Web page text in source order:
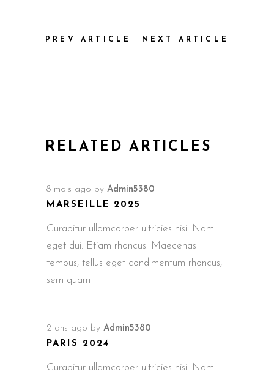
PREV ARTICLE NEXT ARTICLE
RELATED ARTICLES
8 mois ago by Admin5380
MARSEILLE 2025
Curabitur ullamcorper ultricies nisi. Nam
eget dui. Etiam rhoncus. Maecenas
tempus, tellus eget condimentum rhoncus,
sem quam
2 ans ago by Admin5380
PARIS 2024
Curabitur ullamcorper ultricies nisi. Nam